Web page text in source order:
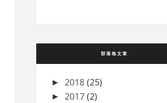
部落格文章
► 2018 (25)
► 2017 (2)